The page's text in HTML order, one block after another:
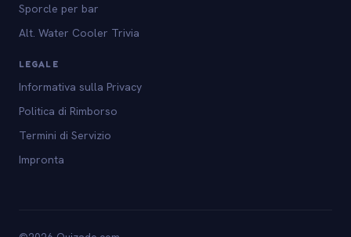
Sporcle per bar
Alt. Water Cooler Trivia
LEGALE
Informativa sulla Privacy
Politica di Rimborso
Termini di Servizio
Impronta